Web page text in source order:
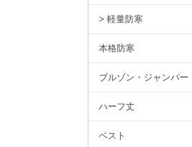
> 軽量防寒
本格防寒
ブルゾン・ジャンパー
ハーフ丈
ベスト